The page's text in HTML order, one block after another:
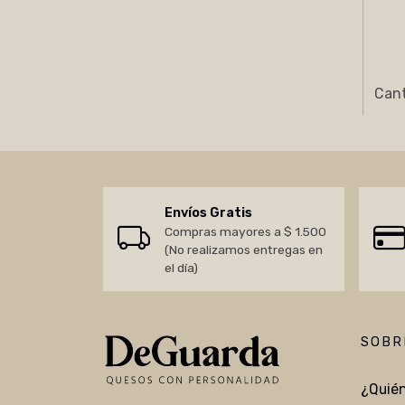
Envíos Gratis
Compras mayores a $ 1.500
(No realizamos entregas en
el día)